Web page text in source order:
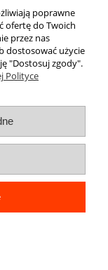
poprawne
ofertę do Twoich
przez nas
dostosować użycie
"Dostosuj zgody".
Polityce